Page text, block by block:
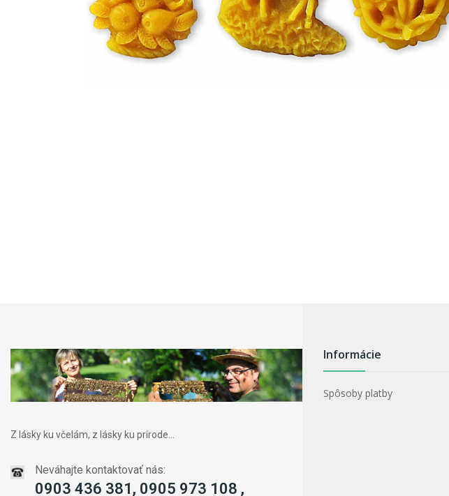
Z lásky ku včelám, z lásky ku prírode...
Neváhajte kontaktovať nás:
0903 436 381, 0905 973 108 ,
Informácie
Spôsoby platby